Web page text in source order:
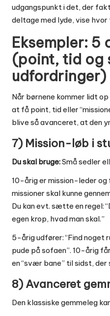
udgangspunkt i det, der
deltage med lyde, vise
Eksempler: 5
(point, tid og
udfordringer)
Når børnene kommer lidt
at få point, tid eller
blive så avanceret, at den
7) Mission-løb i
Du skal bruge:Små sedler
10-årig er mission-leder og
missioner skal kunne
Du kan evt. sætte en regel:
egen krop, hvad man skal.”
5-årig udfører: “Find noget
pude på sofaen”. 10-årig
en “svær bane” til sidst, der
8) Avanceret
Den klassiske gemmeleg